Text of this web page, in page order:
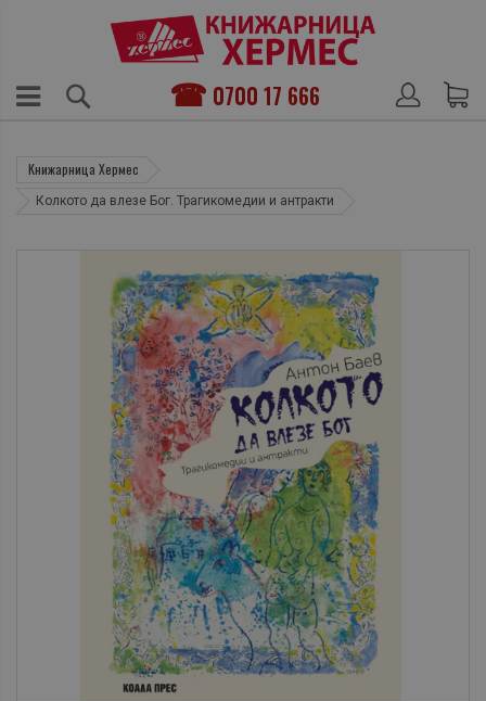
0700 17 666
Книжарница Хермес
Колкото да влезе Бог. Трагикомедии и антракти